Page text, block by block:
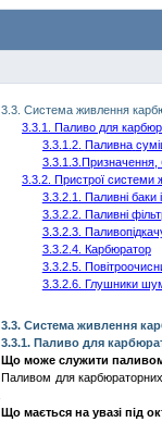
3.3. Системаживлення
3.3.1. Паливо для
3.3.1.2. Паливна
3.3.1.3.Призначення,
3.3.2. Пристрої системи
3.3.2.1. Паливнібаки
3.3.2.2. Паливні
3.3.2.3.
3.3.2.4. Карбюратор
3.3.2.5.
3.3.2.6. Глушники
3.3. Системаживлення
3.3.1.Паливо для
Щоможе служити
Паливом для
Щомається наувазі під